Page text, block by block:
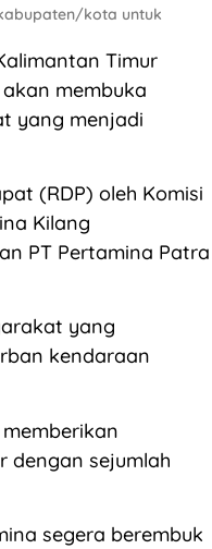
kota untuk
Timur
membuka
yang menjadi
(RDP) oleh Komisi
Kilang
PT Pertamina Patra
yang
kendaraan
dengan sejumlah
segera berembuk